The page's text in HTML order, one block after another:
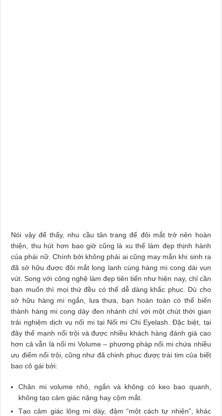
Nói vậy để thấy, nhu cầu tân trang để đôi mắt trở nên hoàn
thiện, thu hút hơn bao giờ cũng là xu thế làm đẹp thịnh hành
của phái nữ. Chính bởi không phải ai cũng may mắn khi sinh ra
đã sở hữu được đôi mắt long lanh cùng hàng mi cong dài vun
vút. Song với công nghệ làm đẹp tiên tiến như hiện nay, chỉ cần
bạn muốn thì mọi thứ đều có thể dễ dàng khắc phục. Dù cho
sở hữu hàng mi ngắn, lưa thưa, bạn hoàn toàn có thể biến
thành hàng mi cong dày đen nhánh chỉ với một chút thời gian
trải nghiệm dịch vụ nối mi tại Nối mi Chi Eyelash. Đặc biệt, tại
đây thế mạnh nổi trội và được nhiều khách hàng đánh giá cao
hơn cả vẫn là nối mi Volume – phương pháp nối mi chứa nhiều
ưu điểm nổi trội, cũng như đã chinh phục được trái tim của biết
bao cô gái bởi:
Chân mi volume nhỏ, ngắn và không có keo bao quanh,
không tạo cảm giác nặng hay cộm mắt.
Tạo cảm giác lông mi dày, đậm “một cách tự nhiên”, khác